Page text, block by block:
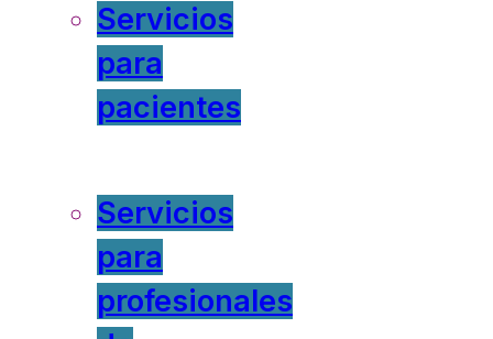
Servicios
para
pacientes
Servicios
para
profesionales